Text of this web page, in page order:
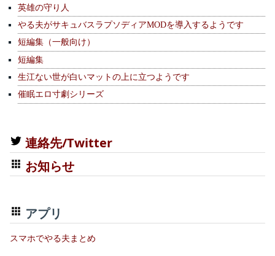
英雄の守り人
やる夫がサキュバスラプソディアMODを導入するようです
短編集（一般向け）
短編集
生江ない世が白いマットの上に立つようです
催眠エロ寸劇シリーズ
連絡先/Twitter
お知らせ
アプリ
スマホでやる夫まとめ